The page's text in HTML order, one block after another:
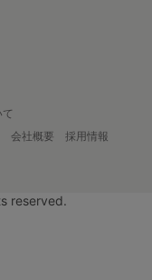
会社概要
採用情報
reserved.